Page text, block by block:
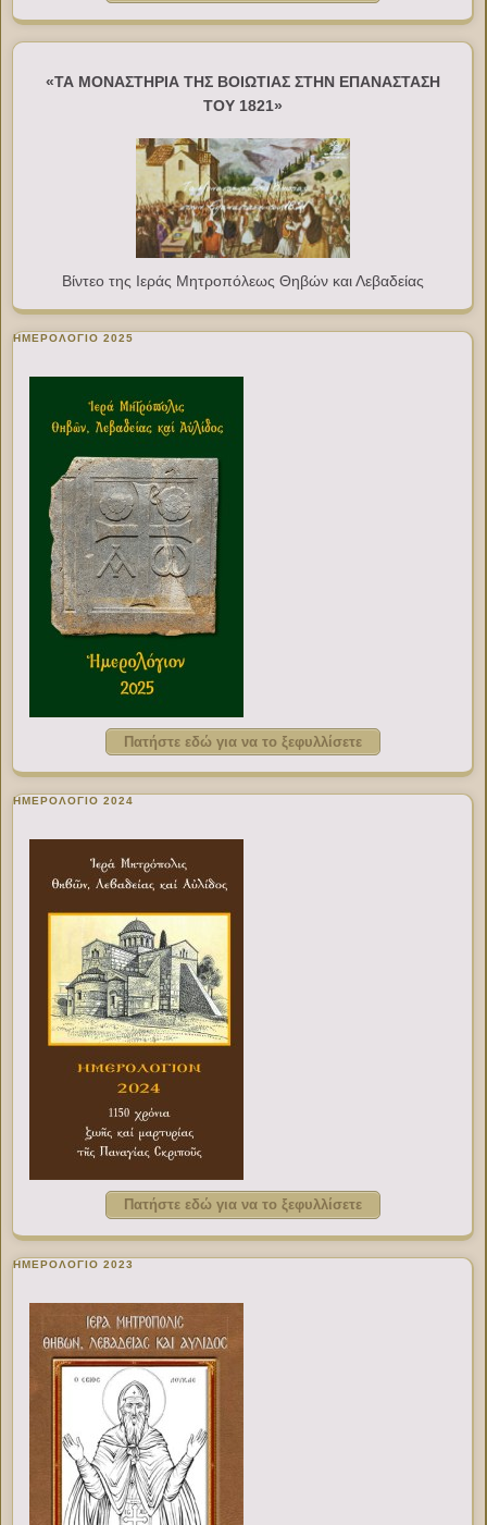
«ΤΑ ΜΟΝΑΣΤΗΡΙΑ ΤΗΣ ΒΟΙΩΤΙΑΣ ΣΤΗΝ ΕΠΑΝΑΣΤΑΣΗ
ΤΟΥ 1821»
Βίντεο της Ιεράς Μητροπόλεως Θηβών και Λεβαδείας
ΗΜΕΡΟΛΟΓΙΟ 2025
Πατήστε εδώ για να το ξεφυλλίσετε
ΗΜΕΡΟΛΟΓΙΟ 2024
Πατήστε εδώ για να το ξεφυλλίσετε
ΗΜΕΡΟΛΟΓΙΟ 2023